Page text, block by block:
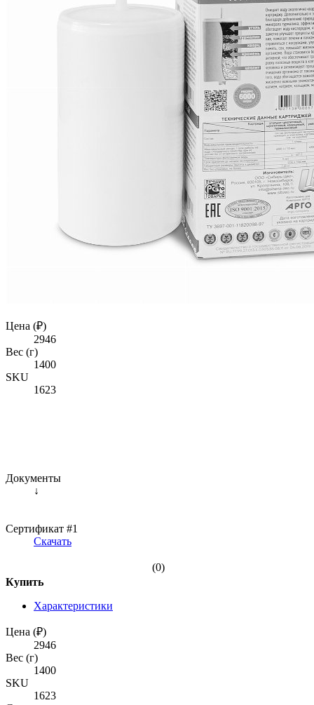
Цена (₽)
2946
Вес (г)
1400
SKU
1623
Документы
↓
Сертификат #1
Скачать
(0)
Купить
Характеристики
Цена (₽)
2946
Вес (г)
1400
SKU
1623